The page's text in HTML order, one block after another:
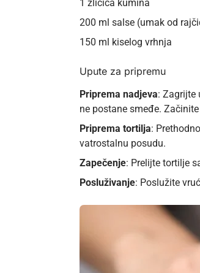
1 žličica kumina
200 ml salse (umak od
150 ml kiselog vrhnja
Upute za pripremu
Priprema nadjeva: Zagrijte
ne postane smeđe.
Priprema tortilja:
vatrostalnu posudu.
Zapečenje: Prelijte tortilje
Posluživanje: Poslužite